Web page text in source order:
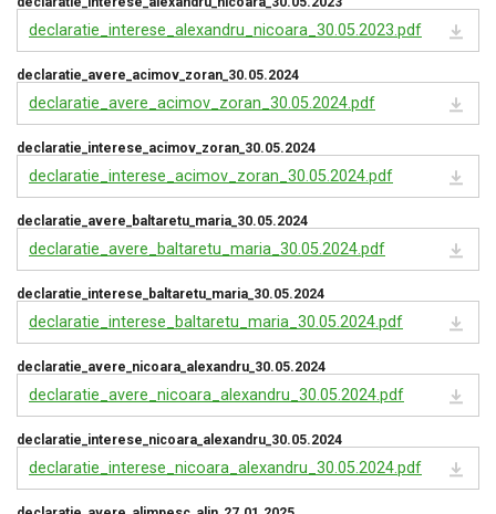
declaratie_interese_alexandru_nicoara_30.05.2023.pdf
declaratie_avere_acimov_zoran_30.05.2024
declaratie_avere_acimov_zoran_30.05.2024.pdf
declaratie_interese_acimov_zoran_30.05.2024
declaratie_interese_acimov_zoran_30.05.2024.pdf
declaratie_avere_baltaretu_maria_30.05.2024
declaratie_avere_baltaretu_maria_30.05.2024.pdf
declaratie_interese_baltaretu_maria_30.05.2024
declaratie_interese_baltaretu_maria_30.05.2024.pdf
declaratie_avere_nicoara_alexandru_30.05.2024
declaratie_avere_nicoara_alexandru_30.05.2024.pdf
declaratie_interese_nicoara_alexandru_30.05.2024
declaratie_interese_nicoara_alexandru_30.05.2024.pdf